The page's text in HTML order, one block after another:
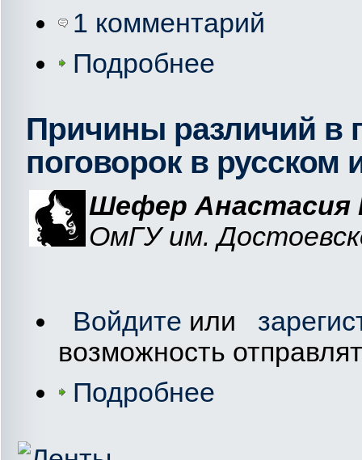
1 комментарий
Подробнее
Причины различий в
поговорок в русском
Шефер Анастасия
ОмГУ им.
Войдите или
возможность
Подробнее